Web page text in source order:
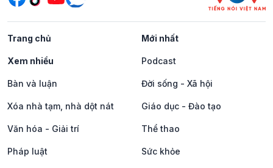
Trang chủ Mới nhất
Xem nhiều Podcast
Bàn và luận Đời sống - Xã hội
Xóa nhà tạm, nhà dột nát Giáo dục - Đào tạo
Văn hóa - Giải trí Thể thao
Pháp luật Sức khỏe